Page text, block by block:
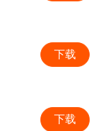
下载
下载